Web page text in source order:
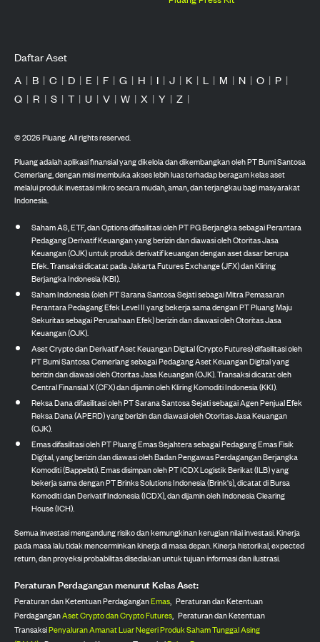
Daftar Aset
A | B | C | D | E | F | G | H | I | J | K | L | M | N | O | P |
Q | R | S | T | U | V | W | X | Y | Z |
©2026Pluang. All rights reserved.
Pluang adalah aplikasi finansial yang dikelola dan dikembangkan oleh PT Bumi Santosa
Cemerlang, dengan misi membuka akses lebih luas terhadap beragam kelas aset
melalui produk investasi mikro secara mudah, aman, dan terjangkau bagi masyarakat
Indonesia.
Saham AS, ETF, dan Options difasilitasi oleh PT PG Berjangka sebagai Perantara
Pedagang Derivatif Keuangan yang berizin dan diawasi oleh Otoritas Jasa
Keuangan (OJK) untuk produk derivatif keuangan dengan aset dasar berupa
Efek. Transaksi dicatat pada Jakarta Futures Exchange (JFX) dan Kliring
Berjangka Indonesia (KBI).
Saham Indonesia (oleh PT Sarana Santosa Sejati sebagai Mitra Pemasaran
Perantara Pedagang Efek Level II yang bekerja sama dengan PT Pluang Maju
Sekuritas sebagai Perusahaan Efek) berizin dan diawasi oleh Otoritas Jasa
Keuangan (OJK).
Aset Crypto dan Derivatif Aset Keuangan Digital (Crypto Futures) difasilitasi oleh
PT Bumi Santosa Cemerlang sebagai Pedagang Aset Keuangan Digital yang
berizin dan diawasi oleh Otoritas Jasa Keuangan (OJK). Transaksi dicatat oleh
Central Finansial X (CFX) dan dijamin oleh Kliring Komoditi Indonesia (KKI).
Reksa Dana difasilitasi oleh PT Sarana Santosa Sejati sebagai Agen Penjual Efek
Reksa Dana (APERD) yang berizin dan diawasi oleh Otoritas Jasa Keuangan
(OJK).
Emas difasilitasi oleh PT Pluang Emas Sejahtera sebagai Pedagang Emas Fisik
Digital, yang berizin dan diawasi oleh Badan Pengawas Perdagangan Berjangka
Komoditi (Bappebti). Emas disimpan oleh PT ICDX Logistik Berikat (ILB) yang
bekerja sama dengan PT Brinks Solutions Indonesia (Brink's), dicatat di Bursa
Komoditi dan Derivatif Indonesia (ICDX), dan dijamin oleh Indonesia Clearing
House (ICH).
Semua investasi mengandung risiko dan kemungkinan kerugian nilai investasi. Kinerja
pada masa lalu tidak mencerminkan kinerja di masa depan. Kinerja historikal, expected
return, dan proyeksi probabilitas disediakan untuk tujuan informasi dan ilustrasi.
Peraturan Perdagangan menurut Kelas Aset:
Peraturan dan Ketentuan PerdaganganEmas, Peraturan dan Ketentuan
PerdaganganAset Crypto dan Crypto Futures, Peraturan dan Ketentuan
TransaksiPenyaluran Amanat Luar Negeri Produk Saham Tunggal Asing